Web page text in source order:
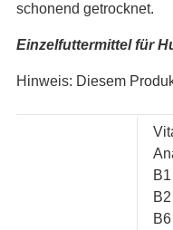
schonend getrocknet.
Einzelfuttermittel für
Hinweis: Diesem